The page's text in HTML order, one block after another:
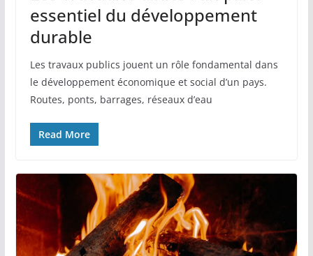
essentiel du développement
durable
Les travaux publics jouent un rôle fondamental dans
le développement économique et social d’un pays.
Routes, ponts, barrages, réseaux d’eau
Read More